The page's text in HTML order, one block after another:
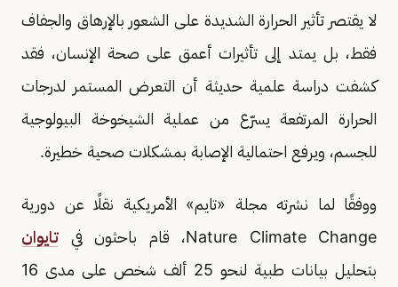
لا يقتصر تأثير الحرارة الشديدة على الشعور بالإرهاق والجفاف
فقط، بل يمتد إلى تأثيرات أعمق على صحة الإنسان، فقد
كشفت دراسة علمية حديثة أن التعرض المستمر لدرجات
الحرارة المرتفعة يسرّع من عملية الشيخوخة البيولوجية
للجسم، ويرفع احتمالية الإصابة بمشكلات صحية خطيرة.
ووفقًا لما نشرته مجلة «تايم» الأمريكية نقلًا عن دورية
Nature Climate Change، قام باحثون في
تايوان
بتحليل بيانات طبية لنحو 25 ألف شخص على مدى 16